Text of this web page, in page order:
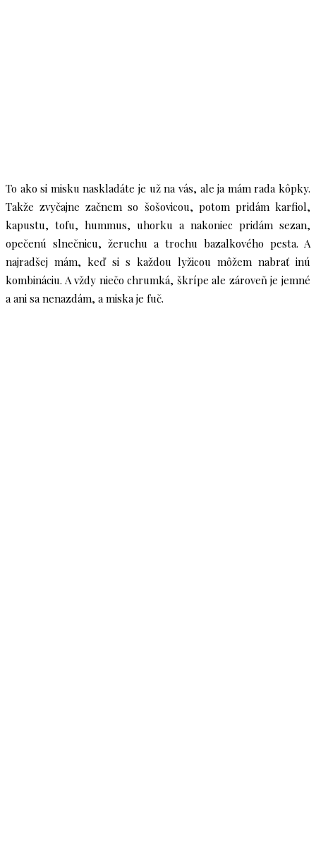
To ako si misku naskladáte je už na vás, ale ja mám rada kôpky.
Takže zvyčajne začnem so šošovicou, potom pridám karfiol,
kapustu, tofu, hummus, uhorku a nakoniec pridám sezan,
opečenú slnečnicu, žeruchu a trochu bazalkového pesta. A
najradšej mám, keď si s každou lyžicou môžem nabrať inú
kombináciu. A vždy niečo chrumká, škrípe ale zároveň je jemné
a ani sa nenazdám, a miska je fuč.